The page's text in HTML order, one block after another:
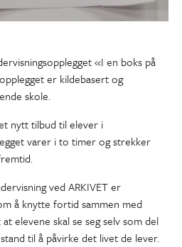
«I en boks på
er kildebasert og
skole.
nytt tilbud til elever i
varer i to timer og strekker
ved ARKIVET er
å knytte fortid sammen med
elevene skal se seg selv som del
til å påvirke det livet de lever.